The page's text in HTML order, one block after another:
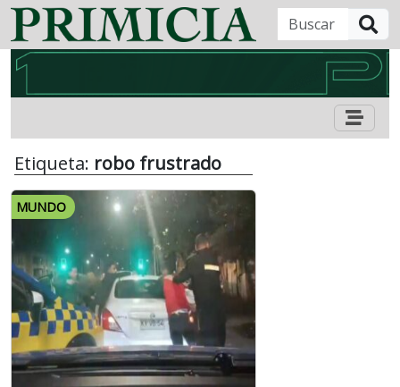
Etiqueta: robo frustrado
MUNDO